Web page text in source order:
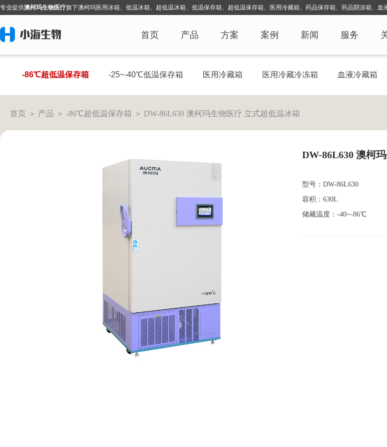
专业提供澳柯玛生物医疗旗下澳柯玛医用冰箱、低温冰箱、超低温冰箱、低温保存箱、超低温保存箱、医用冷藏箱、药品保存箱、药品阴凉箱、血
首页 产品 方案 案例 新闻 服务
-86℃超低温保存箱 -25~-40℃低温保存箱 医用冷藏箱 医用冷藏冷冻箱 血液冷藏箱
首页 > 产品 > -86℃超低温保存箱 > DW-86L630 澳柯玛生物医疗 立式超低温冰箱
DW-86L630 澳柯
型号：DW-86L630
容积：630L
储藏温度：-40~-86℃